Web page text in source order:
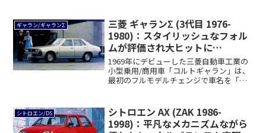
ギャラン/ギャランΣ
三菱 ギャランΣ (3代目 1976-
1980)：スタイリッシュなフォル
ムが評価され大ヒットに
[A12♯/13♯]
1969年にデビューした三菱自動車工業の
小型乗用/商用車「コルトギャラン」は、
最初のフルモデルチェンジで車名を「ギ
シトロエン/DS
シトロエン AX (ZAK 1986-
1998)：平凡なメカニズムながら